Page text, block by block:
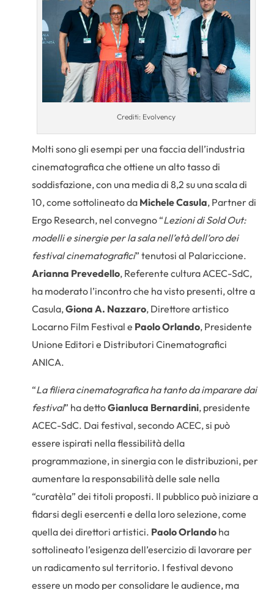
Crediti: Evolvency
Molti sono gli esempi per una faccia dell’industria
cinematografica che ottiene un alto tasso di
soddisfazione, con una media di 8,2 su una scala di
10, come sottolineato da Michele Casula, Partner di
Ergo Research, nel convegno “Lezioni di Sold Out:
modelli e sinergie per la sala nell’età dell’oro dei
festival cinematografici” tenutosi al Palariccione.
Arianna Prevedello, Referente cultura ACEC-SdC,
ha moderato l’incontro che ha visto presenti, oltre a
Casula,Giona A. Nazzaro, Direttore artistico
Locarno Film Festival e Paolo Orlando, Presidente
Unione Editori e Distributori Cinematografici
ANICA.
“La filiera cinematografica ha tanto da imparare dai
festival” ha dettoGianluca Bernardini, presidente
ACEC-SdC. Dai festival, secondo ACEC, si può
essere ispirati nella flessibilità della
programmazione, in sinergia con le distribuzioni, per
aumentare la responsabilità delle sale nella
“curatèla” dei titoli proposti. Il pubblico può iniziare a
fidarsi degli esercenti e della loro selezione, come
quella dei direttori artistici. Paolo Orlando ha
sottolineato l’esigenza dell’esercizio di lavorare per
un radicamento sul territorio. I festival devono
essere un modo per consolidare le audience, ma